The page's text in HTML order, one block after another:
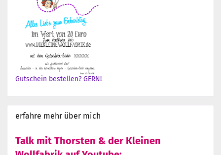
Gutschein bestellen? GERN!
erfahre mehr über mich
Talk mit Thorsten & der Kleinen